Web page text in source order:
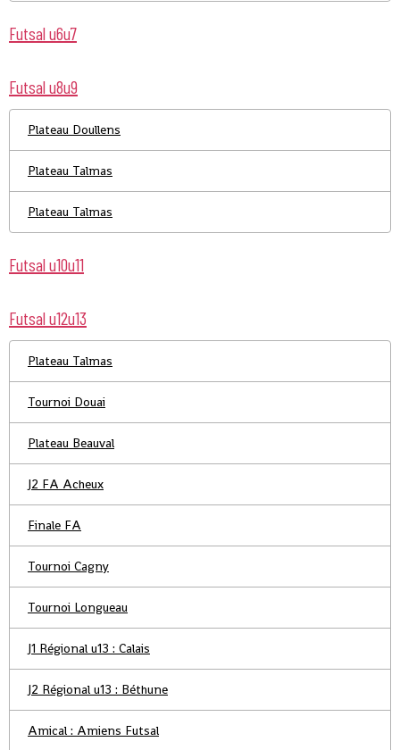
Futsal u6u7
Futsal u8u9
Plateau Doullens
Plateau Talmas
Plateau Talmas
Futsal u10u11
Futsal u12u13
Plateau Talmas
Tournoi Douai
Plateau Beauval
J2 FA Acheux
Finale FA
Tournoi Cagny
Tournoi Longueau
J1 Régional u13 : Calais
J2 Régional u13 : Béthune
Amical : Amiens Futsal